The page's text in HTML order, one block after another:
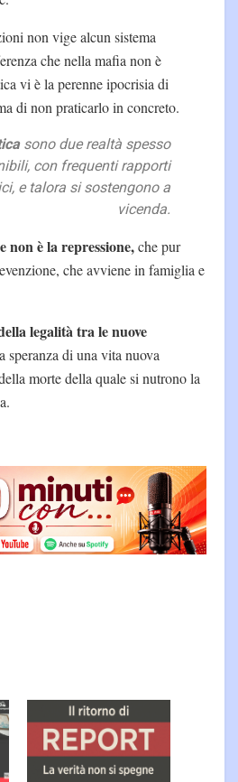
non vige alcun sistema
che nella mafia non è
vi è la perenne ipocrisia di
di non praticarlo in concreto.
sono due realtà spesso
con frequenti rapporti
e talora si sostengono a
vicenda.
non è la repressione,che pur
che avviene in famiglia e
legalità tra le nuove
speranza di una vita nuova
morte della quale si nutrono la